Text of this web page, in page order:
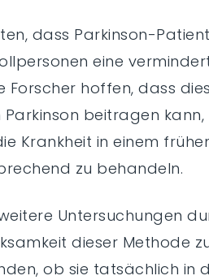
dass Parkinson-
eine
Forscher hoffen, dass
beitragen kann,
Krankheit in einem
zu behandeln.
Untersuchungen
dieser Methode
ob sie tatsächlich in